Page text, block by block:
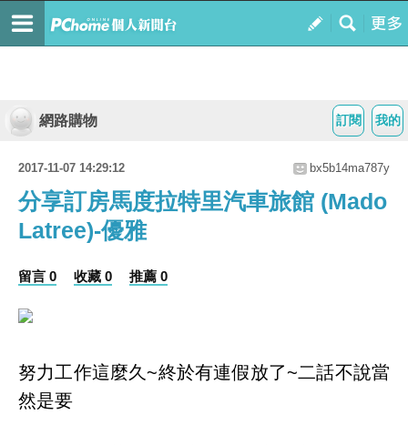
我的
訂閱
網路購物
2017-11-07 14:29:12 bx5b14ma787y
分享訂房馬度拉特里汽車旅館 (Mado
Latree)-優雅
留言 0 收藏 0 推薦 0
努力工作這麼久~終於有連假放了~二話不說當
然是要